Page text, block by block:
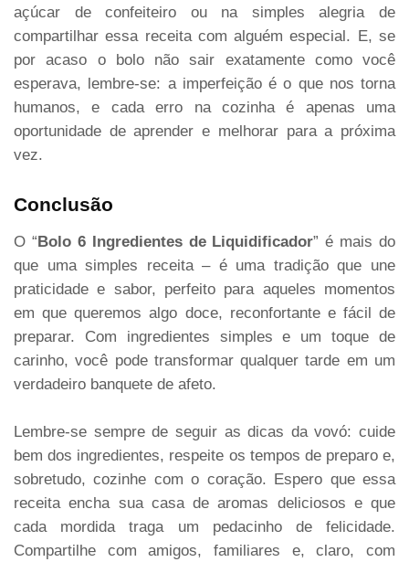
açúcar de confeiteiro ou na simples alegria de
compartilhar essa receita com alguém especial. E, se
por acaso o bolo não sair exatamente como você
esperava, lembre-se: a imperfeição é o que nos torna
humanos, e cada erro na cozinha é apenas uma
oportunidade de aprender e melhorar para a próxima
vez.
Conclusão
O “Bolo 6 Ingredientes de Liquidificador” é mais do
que uma simples receita – é uma tradição que une
praticidade e sabor, perfeito para aqueles momentos
em que queremos algo doce, reconfortante e fácil de
preparar. Com ingredientes simples e um toque de
carinho, você pode transformar qualquer tarde em um
verdadeiro banquete de afeto.
Lembre-se sempre de seguir as dicas da vovó: cuide
bem dos ingredientes, respeite os tempos de preparo e,
sobretudo, cozinhe com o coração. Espero que essa
receita encha sua casa de aromas deliciosos e que
cada mordida traga um pedacinho de felicidade.
Compartilhe com amigos, familiares e, claro, com